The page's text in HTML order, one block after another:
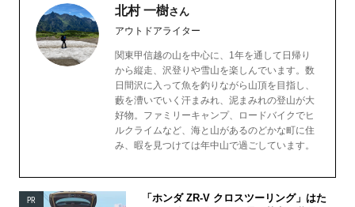
北村 一樹さん
アウトドアライター
関東甲信越の山を中心に、1年を通して日帰り
から縦走、沢登りや雪山を楽しんでいます。数
日間沢に入って魚を釣りながら山頂を目指し、
藪を漕いでいく汗まみれ、泥まみれの登山が大
好物。ファミリーキャンプ、ロードバイクでヒ
ルクライムなど、海と山があるのどかな町に住
み、暇を見つけては年中山で過ごしています。
PR
「ホンダ ZR-V クロスツーリング」はた